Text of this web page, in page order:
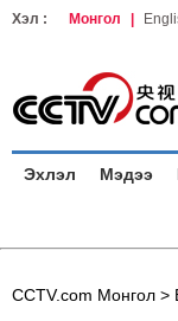
Хэл : Монгол
Эхлэл Мэдээ
CCTV.com Монгол >